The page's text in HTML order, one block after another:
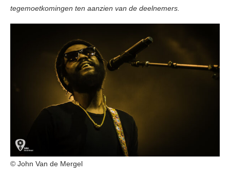
tegemoetkomingen ten aanzien van de deelnemers.
© John Van de Mergel